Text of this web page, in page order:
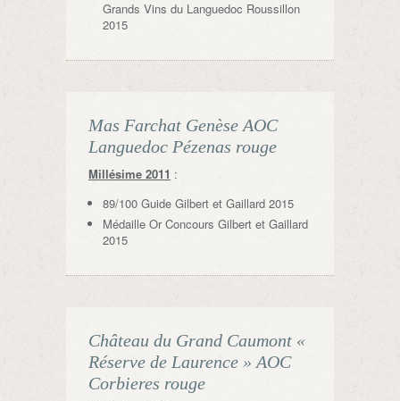
Grands Vins du Languedoc Roussillon
2015
Mas Farchat Genèse AOC
Languedoc Pézenas rouge
Millésime 2011 :
89/100 Guide Gilbert et Gaillard 2015
Médaille Or Concours Gilbert et Gaillard
2015
Château du Grand Caumont «
Réserve de Laurence » AOC
Corbieres rouge